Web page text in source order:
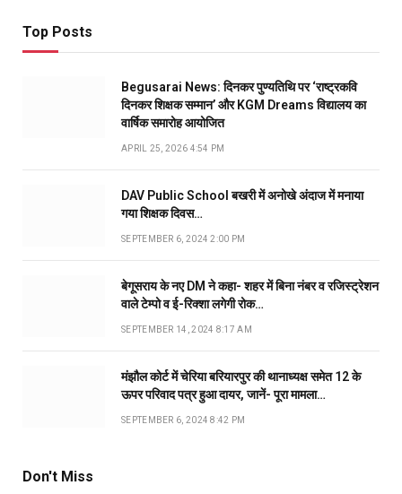
Top Posts
Begusarai News: दिनकर पुण्यतिथि पर ‘राष्ट्रकवि
दिनकर शिक्षक सम्मान’ और KGM Dreams विद्यालय का
वार्षिक समारोह आयोजित
APRIL 25, 2026 4:54 PM
DAV Public School बखरी में अनोखे अंदाज में मनाया
गया शिक्षक दिवस…
SEPTEMBER 6, 2024 2:00 PM
बेगूसराय के नए DM ने कहा- शहर में बिना नंबर व रजिस्ट्रेशन
वाले टेम्पो व ई-रिक्शा लगेगी रोक…
SEPTEMBER 14, 2024 8:17 AM
मंझौल कोर्ट में चेरिया बरियारपुर की थानाध्यक्ष समेत 12 के
ऊपर परिवाद पत्र हुआ दायर, जानें- पूरा मामला…
SEPTEMBER 6, 2024 8:42 PM
Don't Miss